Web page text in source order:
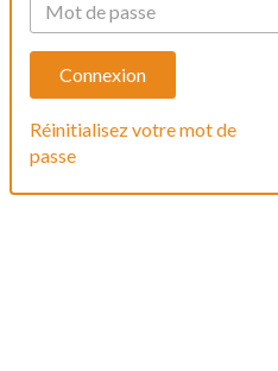
Réinitialisez votre mot de
passe